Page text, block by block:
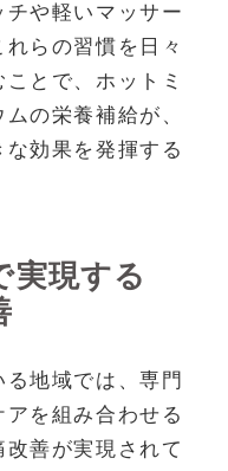
や軽いマッサー
らの習慣を日々
とで、ホットミ
の栄養補給が、
効果を発揮する
実現する
地域では、専門
を組み合わせる
善が実現されて